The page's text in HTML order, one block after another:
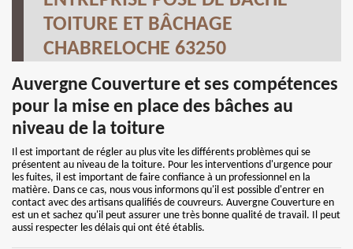
TOITURE ET BÂCHAGE
CHABRELOCHE 63250
Auvergne Couverture et ses compétences
pour la mise en place des bâches au
niveau de la toiture
Il est important de régler au plus vite les différents problèmes qui se
présentent au niveau de la toiture. Pour les interventions d'urgence pour
les fuites, il est important de faire confiance à un professionnel en la
matière. Dans ce cas, nous vous informons qu'il est possible d'entrer en
contact avec des artisans qualifiés de couvreurs. Auvergne Couverture en
est un et sachez qu'il peut assurer une très bonne qualité de travail. Il peut
aussi respecter les délais qui ont été établis.